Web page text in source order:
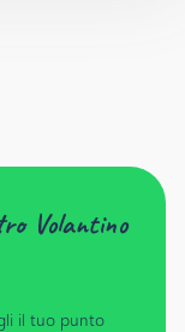
Volantino
il tuo punto